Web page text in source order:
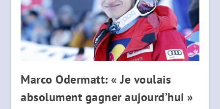
Marco Odermatt: « Je voulais
absolument gagner aujourd’hui »